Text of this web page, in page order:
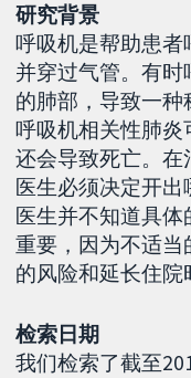
研究背景
呼吸机是帮助患
并穿过气管。有
的肺部，导致一种
呼吸机相关性肺
还会导致死亡。在
医生必须决定开
医生并不知道具
重要，因为不适
的风险和延长住院
检索日期
我们检索了截至